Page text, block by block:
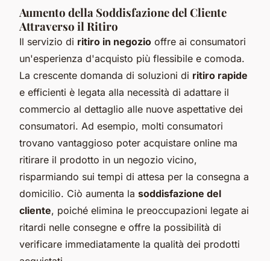
Aumento della Soddisfazione del Cliente
Attraverso il Ritiro
Il servizio di ritiro in negozio offre ai consumatori
un'esperienza d'acquisto più flessibile e comoda.
La crescente domanda di soluzioni di ritiro rapide
e efficienti è legata alla necessità di adattare il
commercio al dettaglio alle nuove aspettative dei
consumatori. Ad esempio, molti consumatori
trovano vantaggioso poter acquistare online ma
ritirare il prodotto in un negozio vicino,
risparmiando sui tempi di attesa per la consegna a
domicilio. Ciò aumenta la soddisfazione del
cliente, poiché elimina le preoccupazioni legate ai
ritardi nelle consegne e offre la possibilità di
verificare immediatamente la qualità dei prodotti